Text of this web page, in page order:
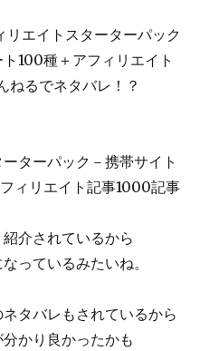
リエイトスターターパック
100種＋アフィリエイト
るでネタバレ！？
ターパック－携帯サイト
ィリエイト記事1000記事
介されているから
っているみたいね。
タバレもされているから
かり良かったかも